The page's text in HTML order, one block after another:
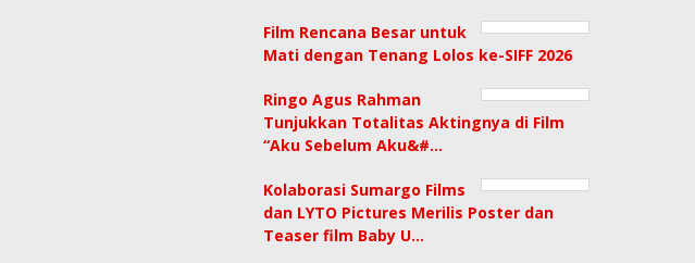
Film Rencana Besar untuk
Mati dengan Tenang Lolos ke-SIFF 2026
Ringo Agus Rahman
Tunjukkan Totalitas Aktingnya di Film
“Aku Sebelum Aku&#…
Kolaborasi Sumargo Films
dan LYTO Pictures Merilis Poster dan
Teaser film Baby U…